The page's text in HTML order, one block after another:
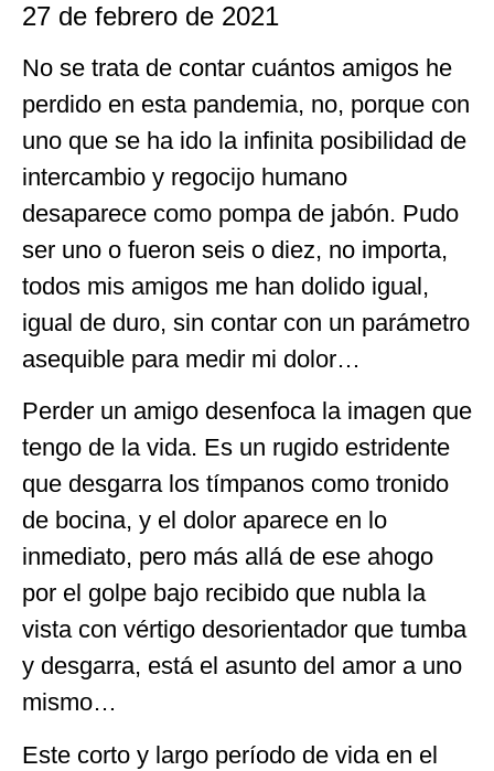
27 de febrero de 2021
No se trata de contar cuántos amigos he
perdido en esta pandemia, no, porque con
uno que se ha ido la infinita posibilidad de
intercambio y regocijo humano
desaparece como pompa de jabón. Pudo
ser uno o fueron seis o diez, no importa,
todos mis amigos me han dolido igual,
igual de duro, sin contar con un parámetro
asequible para medir mi dolor…
Perder un amigo desenfoca la imagen que
tengo de la vida. Es un rugido estridente
que desgarra los tímpanos como tronido
de bocina, y el dolor aparece en lo
inmediato, pero más allá de ese ahogo
por el golpe bajo recibido que nubla la
vista con vértigo desorientador que tumba
y desgarra, está el asunto del amor a uno
mismo…
Este corto y largo período de vida en el